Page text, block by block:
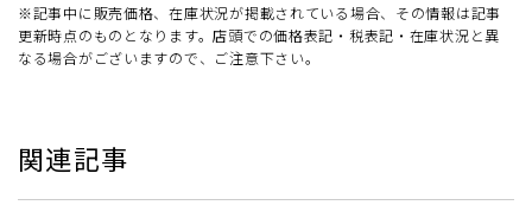
※記事中に販売価格、在庫状況が掲載されている場合、その情報は記事
更新時点のものとなります。店頭での価格表記・税表記・在庫状況と異
なる場合がございますので、ご注意下さい。
関連記事